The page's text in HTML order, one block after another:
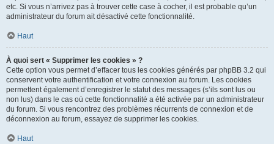
etc. Si vous n’arrivez pas à trouver cette case à cocher, il est probable qu’un
administrateur du forum ait désactivé cette fonctionnalité.
Haut
À quoi sert « Supprimer les cookies » ?
Cette option vous permet d’effacer tous les cookies générés par phpBB 3.2 qui
conservent votre authentification et votre connexion au forum. Les cookies
permettent également d’enregistrer le statut des messages (s’ils sont lus ou
non lus) dans le cas où cette fonctionnalité a été activée par un administrateur
du forum. Si vous rencontrez des problèmes récurrents de connexion et de
déconnexion au forum, essayez de supprimer les cookies.
Haut